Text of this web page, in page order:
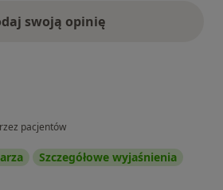
swoją opinię
pacjentów
Szczegółowe wyjaśnienia